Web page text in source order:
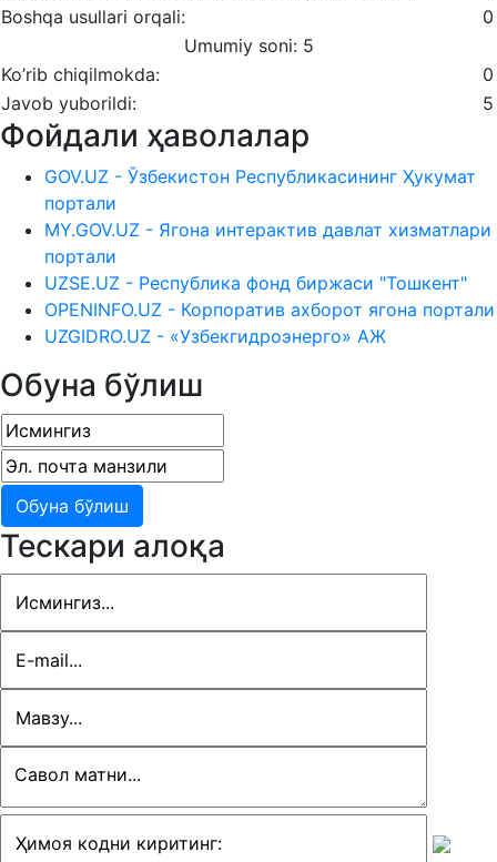
Boshqa usullari orqali:
0
Umumiy soni: 5
Ko’rib chiqilmokda:
0
Javob yuborildi:
5
Фойдали ҳаволалар
GOV.UZ - Ўзбекистон Республикасининг Ҳукумат
портали
MY.GOV.UZ - Ягона интерактив давлат хизматлари
портали
UZSE.UZ - Республика фонд биржаси "Тошкент"
OPENINFO.UZ - Корпоратив ахборот ягона портали
UZGIDRO.UZ - «Узбекгидроэнерго» АЖ
Обуна бўлиш
Тескари алоқа